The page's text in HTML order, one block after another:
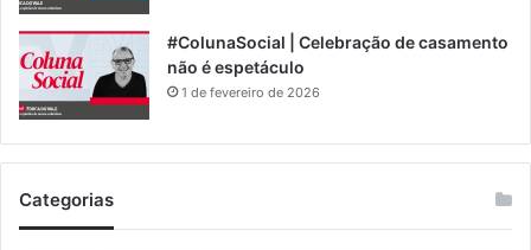
#ColunaSocial | Celebração de casamento
não é espetáculo
1 de fevereiro de 2026
Categorias